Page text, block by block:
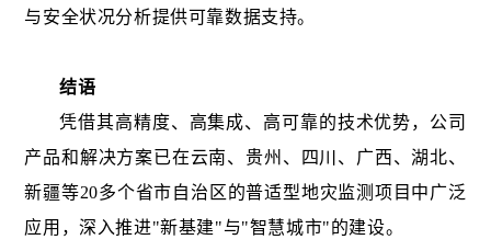
与安全状况分析提供可靠数据支持。
结语
凭借其高精度、高集成、高可靠的技术优势，公司
产品和解决方案已在云南、贵州、四川、广西、湖北、
新疆等20多个省市自治区的普适型地灾监测项目中广泛
应用，深入推进"新基建"与"智慧城市"的建设。